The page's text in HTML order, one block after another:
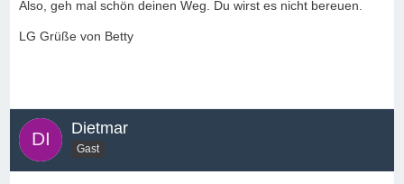
Also, geh mal schön deinen Weg. Du wirst es nicht bereuen.
LG Grüße von Betty
Dietmar
Gast